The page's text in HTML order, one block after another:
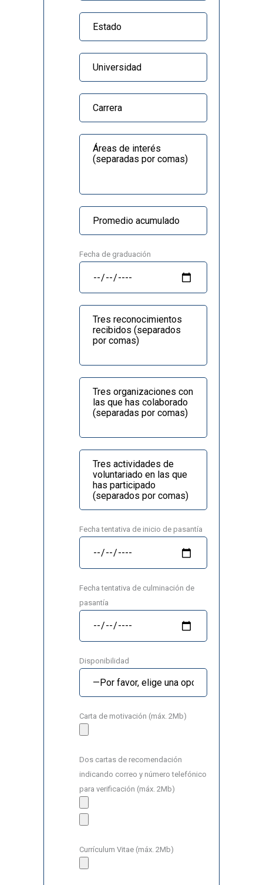
Fecha de graduación
Fecha tentativa de inicio de pasantía
Fecha tentativa de culminación de
pasantía
Disponibilidad
Carta de motivación (máx. 2Mb)
Dos cartas de recomendación
indicando correo y número telefónico
para verificación (máx. 2Mb)
Currículum Vitae (máx. 2Mb)